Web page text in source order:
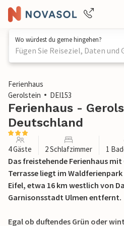
Wo würdest du gerne hingehen?
Fügen Sie Reiseziel, Daten und
1 / 28
Ferienhaus
Gerolstein
DEI153
Ferienhaus -
Deutschland
4 Gäste 2 Schlafzimmer 1
Das freistehende Ferienhaus
Terrasse liegt im
Eifel, etwa 16 km westlich von
Garnisonsstadt Ulmen entfernt.
Egal ob duftendes Grün oder